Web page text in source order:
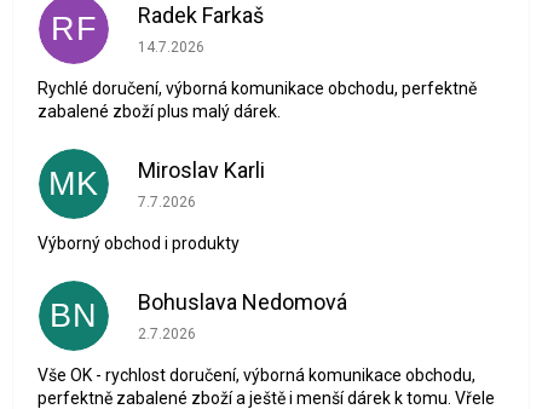
RF Radek Farkaš
Hodnocení obchodu je 5 z 5 hvězdiček.
14.7.2026
Rychlé doručení, výborná komunikace obchodu, perfektně
zabalené zboží plus malý dárek.
MK Miroslav Karli
Hodnocení obchodu je 5 z 5 hvězdiček.
7.7.2026
Výborný obchod i produkty
BN Bohuslava Nedomová
Hodnocení obchodu je 5 z 5 hvězdiček.
2.7.2026
Vše OK - rychlost doručení, výborná komunikace obchodu,
perfektně zabalené zboží a ještě i menší dárek k tomu. Vřele